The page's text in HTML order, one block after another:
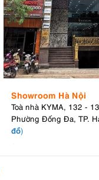
Showroom Hà Nội
Toà nhà KYMA, 132 -
Phường Đống Đa, TP.
đồ)